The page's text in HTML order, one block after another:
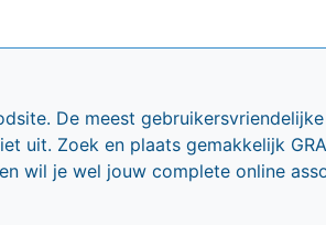
De meest
uit. Zoek en plaats gemakkelijk
wil je wel jouw complete online